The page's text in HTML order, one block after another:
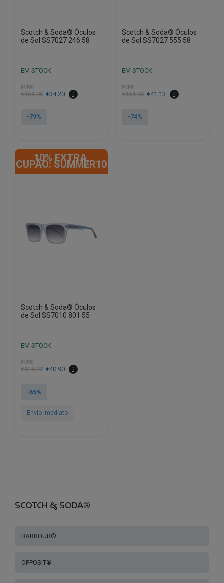
Scotch & Soda® Óculos
de Sol SS7027 246 58
EM STOCK
PVPR
€161.00
O
original
€34.20
O
atual
-79%
Scotch & Soda® Óculos
de Sol SS7027 555 58
EM STOCK
PVPR
€161.00
O
original
€41.13
O
atual
-74%
10% EXTRA,
CUPÃO: SUMMER10
Scotch & Soda® Óculos
de Sol SS7010 801 55
EM STOCK
PVPR
€116.32
O
original
€116.32.
€40.90
O
atual
€40.90.
-65%
Envio Imediato
SCOTCH & SODA®
BARBOUR®
OPPOSIT®